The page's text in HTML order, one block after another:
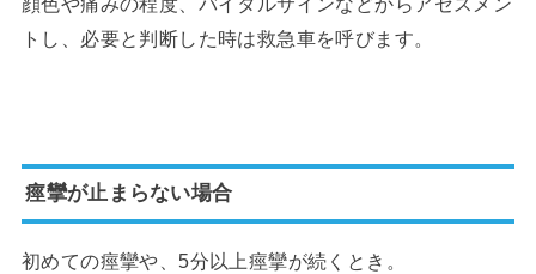
トし、必要と判断した時は救急車を呼びます。
痙攣が止まらない場合
初めての痙攣や、5分以上痙攣が続くとき。